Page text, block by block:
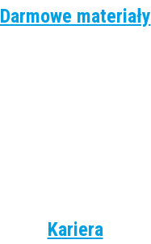
Darmowe materiały
Kariera